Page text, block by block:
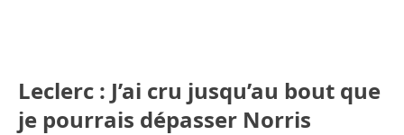
Leclerc : J’ai cru jusqu’au bout que
je pourrais dépasser Norris